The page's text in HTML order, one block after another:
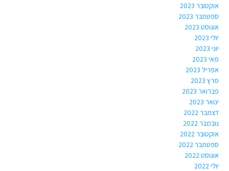
אוקטובר 2023
ספטמבר 2023
אוגוסט 2023
יולי 2023
יוני 2023
מאי 2023
אפריל 2023
מרץ 2023
פברואר 2023
ינואר 2023
דצמבר 2022
נובמבר 2022
אוקטובר 2022
ספטמבר 2022
אוגוסט 2022
יולי 2022